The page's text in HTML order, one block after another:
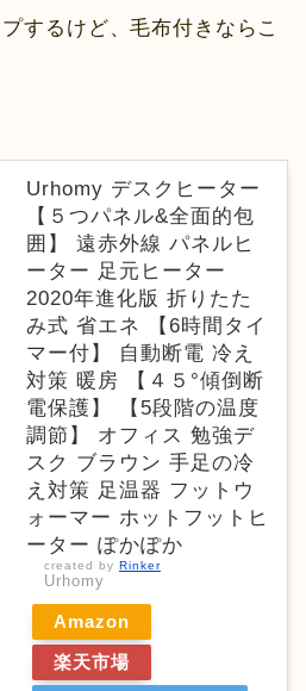
するけど、毛布付きならこ
Urhomy デスクヒーター
【５つパネル&全面的包
囲】 遠赤外線 パネルヒ
ーター 足元ヒーター
2020年進化版 折りたた
み式 省エネ 【6時間タイ
マー付】 自動断電 冷え
対策 暖房 【４５°傾倒断
電保護】 【5段階の温度
調節】 オフィス 勉強デ
スク ブラウン 手足の冷
え対策 足温器 フットウ
ォーマー ホットフットヒ
ーター ぽかぽか
created by Rinker
Urhomy
Amazon
楽天市場